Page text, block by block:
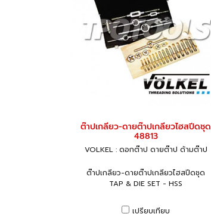
ต๊าปเกลียว-ดายต๊าปเกลียวไฮสปีดชุด
48813
VOLKEL : ดอกต๊าป ดายต๊าป ด้ามต๊าป
ต๊าปเกลียว-ดายต๊าปเกลียวไฮสปีดชุด
TAP & DIE SET - HSS
เปรียบเทียบ